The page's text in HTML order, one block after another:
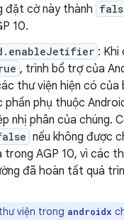
đặt cờ này thành
10.
: Khi
, trình bổ trợ của
thư viện hiện có của
phần phụ thuộc
nhị phân của chúng.
nếu không được
trong AGP 10, vì các
đã hoàn tất quá
viện trong androidx